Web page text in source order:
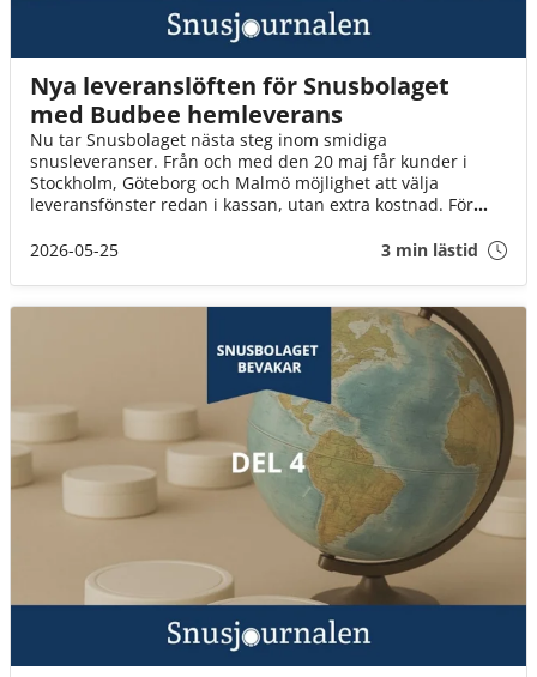
Nya leveranslöften för Snusbolaget
med Budbee hemleverans
Nu tar Snusbolaget nästa steg inom smidiga
snusleveranser. Från och med den 20 maj får kunder i
Stockholm, Göteborg och Malmö möjlighet att välja
leveransfönster redan i kassan, utan extra kostnad. För
och slippa vänta hemma hela kvällen på sitt paket.
2026-05-25 3 min lästid